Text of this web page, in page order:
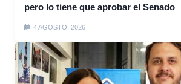
pero lo tiene que aprobar el Senado
4 AGOSTO, 2026